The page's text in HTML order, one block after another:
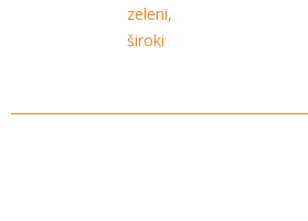
zeleni,
široki